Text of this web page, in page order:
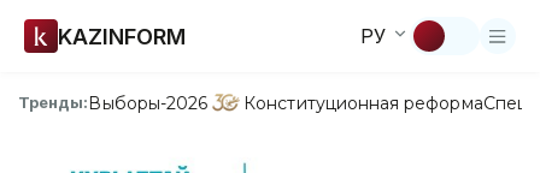
KAZINFORM РУ
Тренды:Выборы-2026 Конституционная реформа